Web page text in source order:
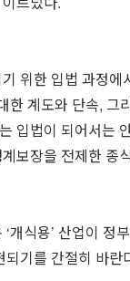
위한 입법 과정
계도와 단속, 그
입법이 되어서는
보장을 전제한 종
식용’ 산업이 정
기를 간절히 바란